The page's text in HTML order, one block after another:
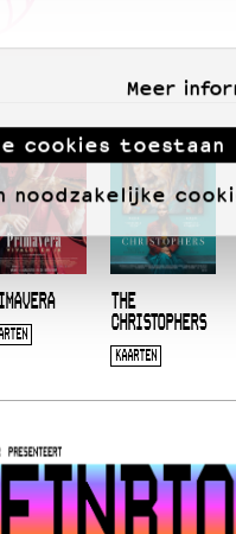
Meer
cookies toestaan
noodzakelijke
THE
CHRISTOPHERS
KAARTEN